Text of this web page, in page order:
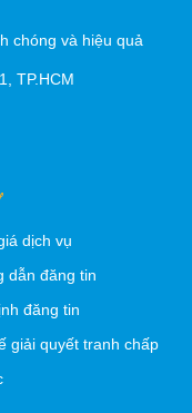
chóng và hiệu quả
TP.HCM
dịch vụ
dẫn đăng tin
đăng tin
giải quyết tranh chấp